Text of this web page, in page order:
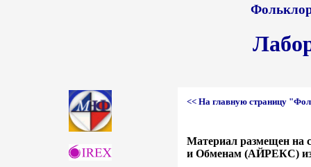
<< На главную страницу
Материал размещен на
и Обменам (АЙРЕКС) из